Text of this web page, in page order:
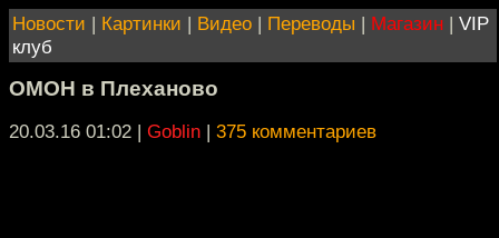
Новости | Картинки | Видео | Переводы | Магазин | VIP
клуб
ОМОН в Плеханово
20.03.16 01:02 | Goblin | 375 комментариев